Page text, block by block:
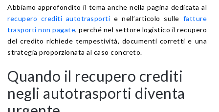
Abbiamo approfondito il tema anche nella pagina dedicata al
recupero crediti autotrasporti e nell’articolo sulle fatture
trasporti non pagate, perché nel settore logistico il recupero
del credito richiede tempestività, documenti corretti e una
strategia proporzionata al caso concreto.
Quando il recupero crediti
negli autotrasporti diventa